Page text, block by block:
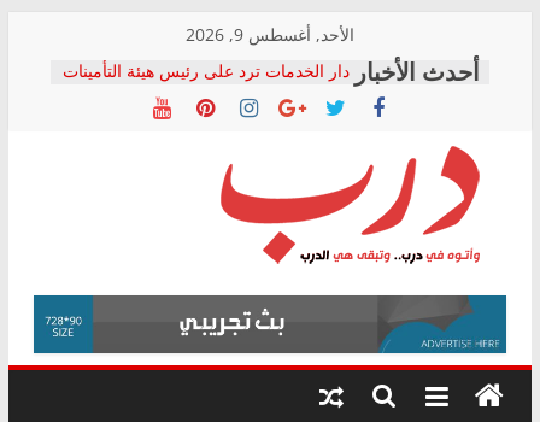
content
الأحد, أغسطس 9, 2026
دار الخدمات ترد على رئيس هيئة التأمينات
بعد مؤتمره الصحفي: إنكار الأزمة لا ينهي
معاناة أصحاب المعاشات.. ونطالب بكشف
فرحات سليمان يكتب: القطاع الصحي إلى
أين؟
حزب التحالف الشعبي يطلق لجنة “الحق
في الصحة” بالإسكندرية لرصد الانتهاكات
ودعم المرضى
الوزاري لمدينة الصحفيين.. وانتهاء أعمال
إنشاء المبنى الإداري
المجلس القومي لحقوق الإنسان يعلن
متابعة قضية الدكتور محمد زهران.. ويؤكد:
قرينة البراءة وضمانات المحاكمة العادلة
درب
وأتوه
درب..
وتبقى
هي